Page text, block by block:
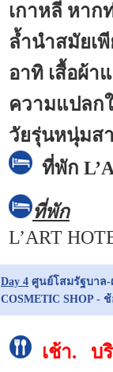
เกาหลี หาก
ล้ำนำสมัยเ
อาทิ เสื้อผ้า
ความแปลก
วัยรุ่นหนุ่มส
ที่พัก
ที่พัก
L’ART
Day 4 ศูนย์โสมรัฐบาล-
COSMETIC SHOP -
เช้า. บ